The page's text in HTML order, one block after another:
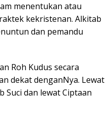
menentukan atau
kekristenan. Alkitab
dan pemandu
Roh Kudus secara
dekat denganNya. Lewat
Suci dan lewat Ciptaan